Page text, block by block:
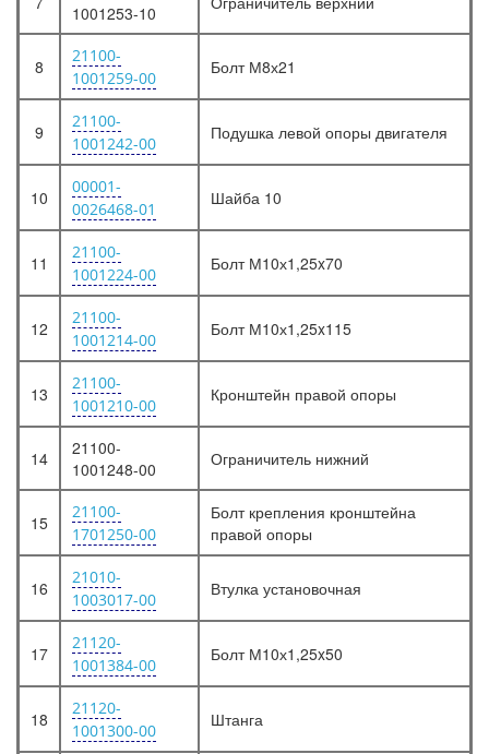
1001253-10
8
21100-
1001259-00
Болт М8х21
9
21100-
1001242-00
Подушка левой опоры двигателя
10
00001-
0026468-01
Шайба 10
11
21100-
1001224-00
Болт М10х1,25x70
12
21100-
1001214-00
Болт М10х1,25x115
13
21100-
1001210-00
Кронштейн правой опоры
14
21100-
1001248-00
Ограничитель нижний
15
21100-
1701250-00
Болт крепления кронштейна
правой опоры
16
21010-
1003017-00
Втулка установочная
17
21120-
1001384-00
Болт М10х1,25x50
18
21120-
1001300-00
Штанга